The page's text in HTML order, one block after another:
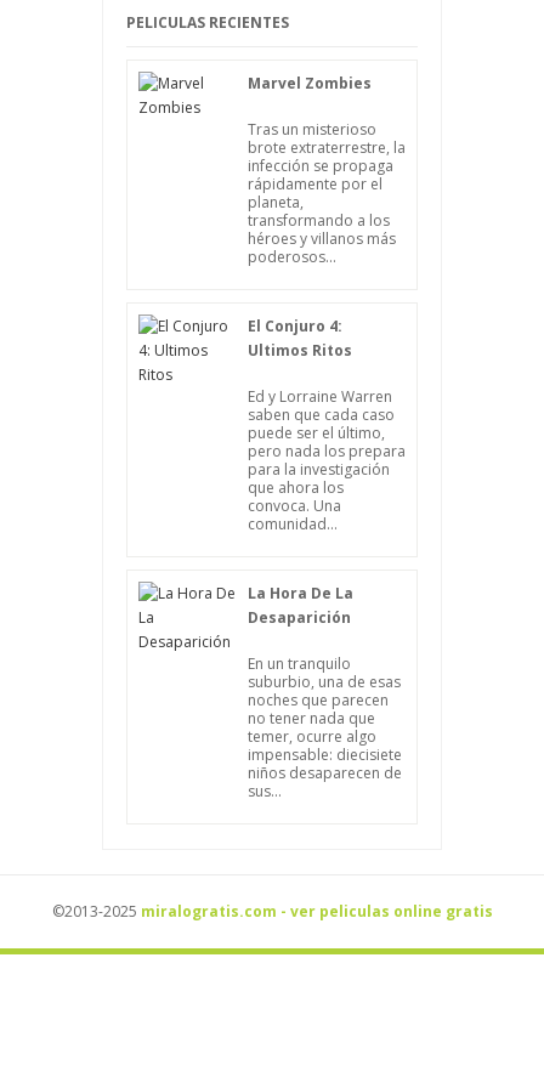
PELICULAS RECIENTES
Marvel Zombies
Tras un misterioso
brote extraterrestre, la
infección se propaga
rápidamente por el
planeta,
transformando a los
héroes y villanos más
poderosos...
El Conjuro 4:
Ultimos Ritos
Ed y Lorraine Warren
saben que cada caso
puede ser el último,
pero nada los prepara
para la investigación
que ahora los
convoca. Una
comunidad...
La Hora De La
Desaparición
En un tranquilo
suburbio, una de esas
noches que parecen
no tener nada que
temer, ocurre algo
impensable: diecisiete
niños desaparecen de
sus...
©2013-2025 miralogratis.com - ver peliculas online gratis